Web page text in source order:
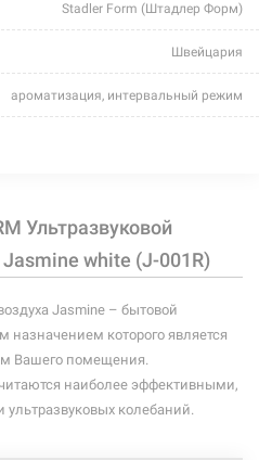
ароматизатор
007)
ароматизатор
Stadler Form (Штадлер Форм)
Швейцария
ароматизация, интервальный режим
100 мл
Ультразвуковой
white (J-001R)
Jasmine – бытовой
которого является
Вашего помещения.
наиболее эффективными,
колебаний.
оборудован интервальным